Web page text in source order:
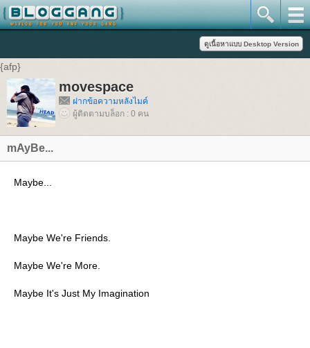
{afp}
movespace
ฝากข้อความหลังไมค์
ผู้ติดตามบล็อก : 0 คน
mAyBe...
Maybe...
Maybe We're Friends.
Maybe We're More.
Maybe It's Just My Imagination